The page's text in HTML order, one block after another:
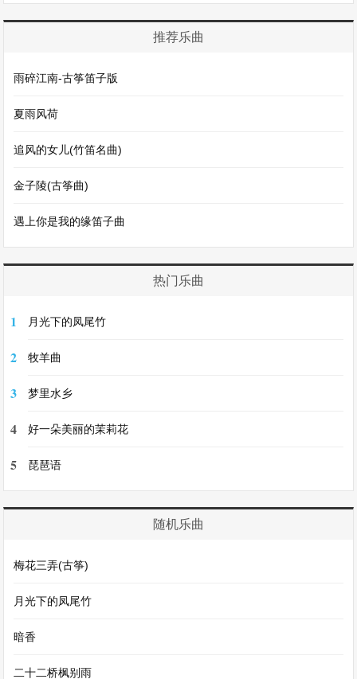
推荐乐曲
雨碎江南-古筝笛子版
夏雨风荷
追风的女儿(竹笛名曲)
金子陵(古筝曲)
遇上你是我的缘笛子曲
热门乐曲
1 月光下的凤尾竹
2 牧羊曲
3 梦里水乡
4 好一朵美丽的茉莉花
5 琵琶语
随机乐曲
梅花三弄(古筝)
月光下的凤尾竹
暗香
二十二桥枫别雨